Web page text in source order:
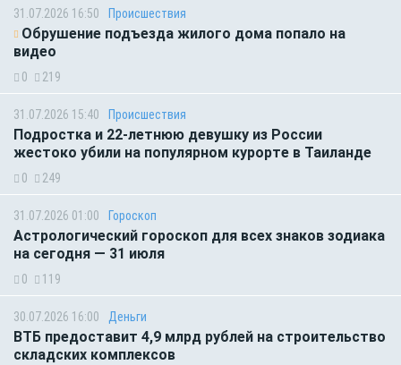
31.07.2026 16:50 Происшествия
Обрушение подъезда жилого дома попало на
видео
0 219
31.07.2026 15:40 Происшествия
Подростка и 22-летнюю девушку из России
жестоко убили на популярном курорте в Таиланде
0 249
31.07.2026 01:00 Гороскоп
Астрологический гороскоп для всех знаков зодиака
на сегодня — 31 июля
0 119
30.07.2026 16:00 Деньги
ВТБ предоставит 4,9 млрд рублей на строительство
складских комплексов